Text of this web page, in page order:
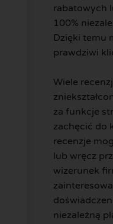
rabatowych
100%
Dzięki temu
prawdziwi
Wiele
za funkcje
zachęcić do
recenzje
lub wręcz
wizerunek
niezależną